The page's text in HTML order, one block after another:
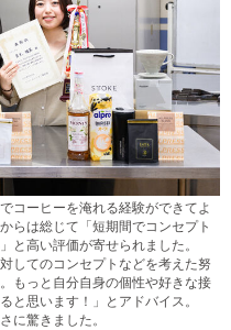
コーヒーを淹れる経験ができてよ
らは総じて「短期間でコンセプト
と高い評価が寄せられました。
してのコンセプトなどを考えた努
もっと自分自身の個性や好きな接
と思います！」とアドバイス。
に驚きました。